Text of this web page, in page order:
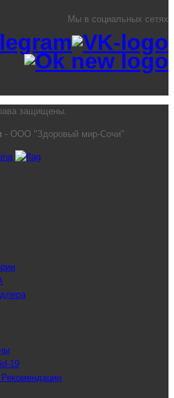
Мы в социальных сетях
защищены.
- ООО "Здоровый мир-Сочи"
19